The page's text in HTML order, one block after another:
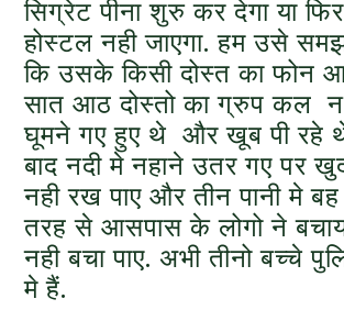
सिग्रेट पीना शुरु कर देगा या
होस्टल नही जाएगा. हम उसे
कि उसके किसी दोस्त का फोन
सात आठ दोस्तो का ग्रुप कल
घूमने गए हुए थे और खूब पी रहे
बाद नदी मे नहाने उतर गए पर
नही रख पाए और तीन पानी मे
तरह से आसपास के लोगो ने
नही बचा पाए. अभी तीनो बच्चे
मे हैं.